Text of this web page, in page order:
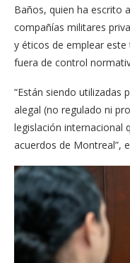
Baños, quien ha escrito
compañías militares
y éticos de emplear
fuera de control
“Están siendo utilizadas
alegal (no regulado ni
legislación internacional
acuerdos de Montreal”,